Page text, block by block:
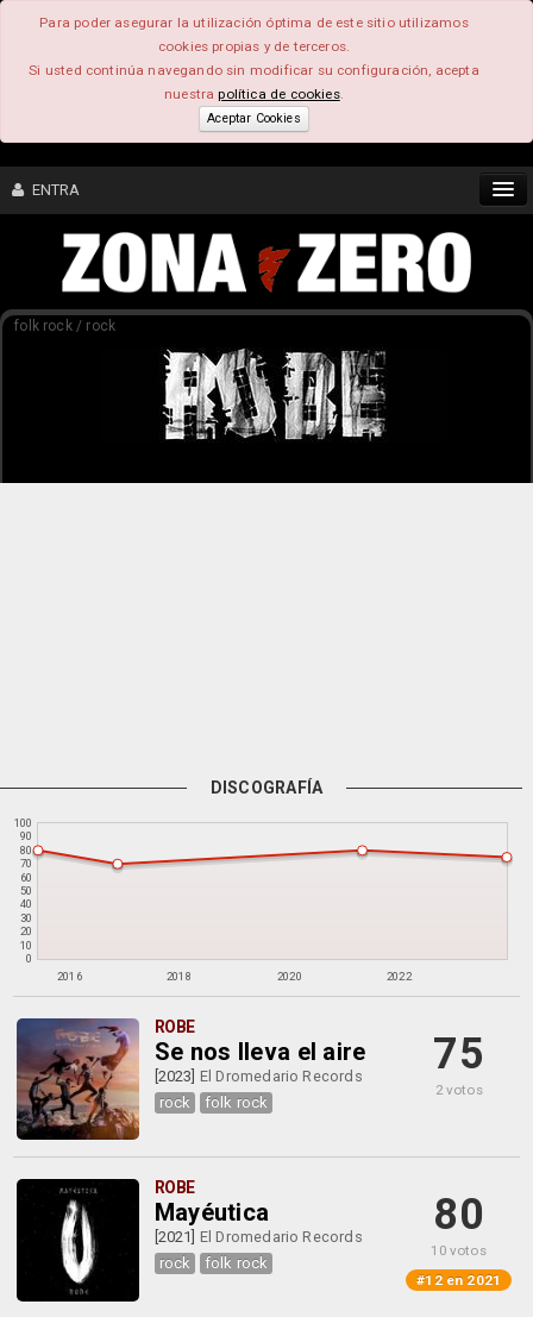
Para poder asegurar la utilización óptima de este sitio utilizamos
cookies propias y de terceros.
Si usted continúa navegando sin modificar su configuración, acepta
nuestrapolítica de cookies.
Aceptar Cookies
ENTRA
CONTENIDO
folk rock / rock
DISCOGRAFÍA
2016 2018 2020 2022
0
10
20
30
40
50
60
70
80
90
100
ROBE
Se nos lleva el aire
[2023] El Dromedario Records
rock
folk rock
75
2 votos
ROBE
Mayéutica
[2021] El Dromedario Records
rock
folk rock
80
10 votos
#12 en 2021